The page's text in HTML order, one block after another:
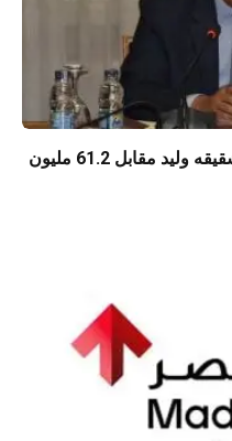
حسام زكى يبيع 17 مليون سهم لشقيقه وليد مقابل 61.2 مليون